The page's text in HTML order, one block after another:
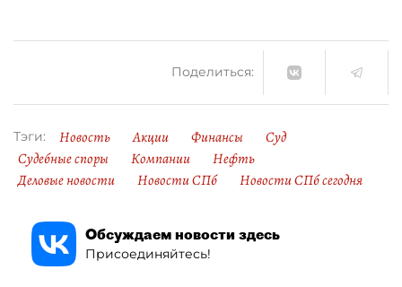
Поделиться:
Тэги: Новость Акции Финансы
Суд
Судебные споры
Компании
Нефть
Деловые новости
Новости СПб Новости СПб сегодня
Обсуждаем новости здесь
Присоединяйтесь!